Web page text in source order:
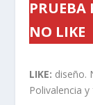
PRUEBA
NO LIKE
LIKE: diseño.
Polivalencia